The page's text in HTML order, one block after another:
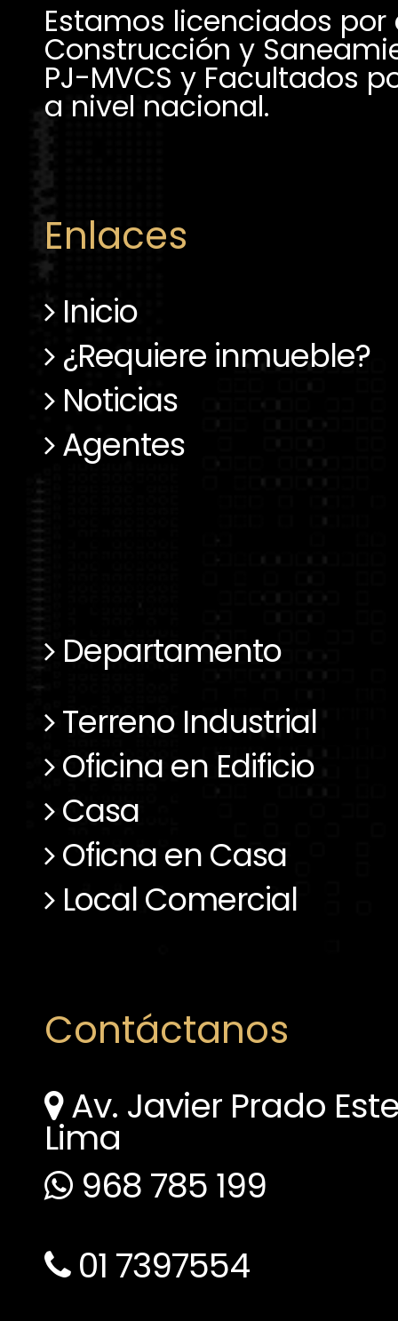
Estamos licenciados
Construcción y
PJ-MVCS y Facultados
Enlaces
Inicio
¿Requiere inmueble?
Noticias
Agentes
Departamento
Terreno Industrial
Oficina en Edificio
Casa
Oficna en Casa
Local Comercial
Contáctanos
Av. Javier Prado
Lima
968 785 199
01 7397554